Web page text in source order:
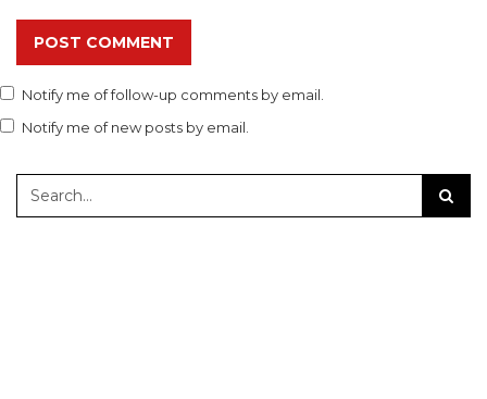
POST COMMENT
Notify me of follow-up comments by email.
Notify me of new posts by email.